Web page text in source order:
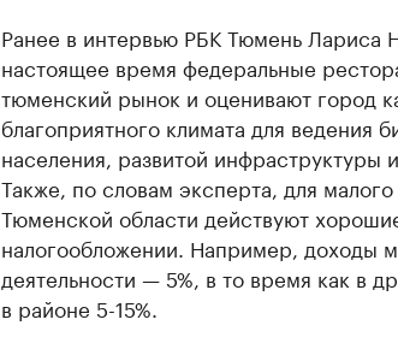
Ранее в интервью РБК Тюмень Лариса
настоящее время федеральные
тюменский рынок и оценивают город
благоприятного климата для ведения
населения, развитой инфраструктуры
Также, по словам эксперта, для
Тюменской области действуют
налогообложении. Например, доходы
деятельности — 5%, в то время как в
в районе 5-15%.